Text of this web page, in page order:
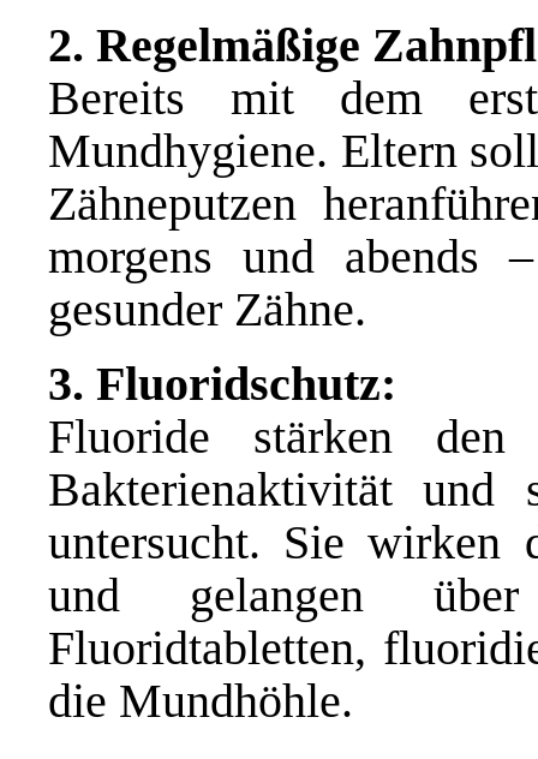
2. Regelmäßige
Bereits mit dem
Mundhygiene. Eltern
Zähneputzen
morgens und abends
gesunder Zähne.
3. Fluoridschutz:
Fluoride stärken den
Bakterienaktivität und
untersucht. Sie wirken
und gelangen über
Fluoridtabletten,
die Mundhöhle.